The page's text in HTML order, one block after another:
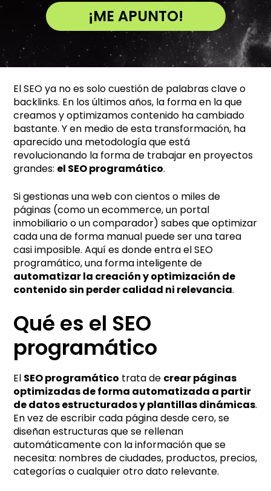
¡ME APUNTO!
t
r
n
a
t
i
v
:
El SEO ya no es solo cuestión de palabras clave o
backlinks. En los últimos años, la forma en la que
creamos y optimizamos contenido ha cambiado
bastante. Y en medio de esta transformación, ha
aparecido una metodología que está
revolucionando la forma de trabajar en proyectos
grandes: el SEO programático.
Si gestionas una web con cientos o miles de
páginas (como un ecommerce, un portal
inmobiliario o un comparador) sabes que optimizar
cada una de forma manual puede ser una tarea
casi imposible. Aquí es donde entra el SEO
programático, una forma inteligente de
automatizar la creación y optimización de
contenido sin perder calidad ni relevancia.
Qué es el SEO
programático
El SEO programático trata de crear páginas
optimizadas de forma automatizada a partir
de datos estructurados y plantillas dinámicas.
En vez de escribir cada página desde cero, se
diseñan estructuras que se rellenan
automáticamente con la información que se
necesita: nombres de ciudades, productos, precios,
categorías o cualquier otro dato relevante.